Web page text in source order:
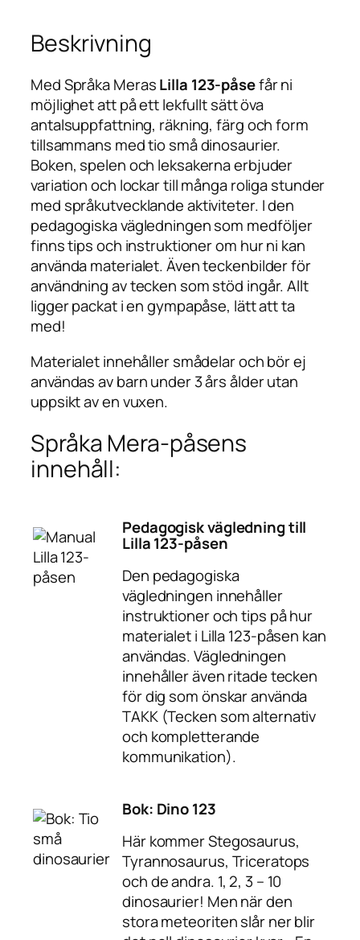
-
p
å
s
e
n
m
ä
n
g
d
Beskrivning
Med Språka MerasLilla 123-påsefår ni
möjlighet att på ett lekfullt sätt öva
antalsuppfattning, räkning, färg och form
tillsammans med tio små dinosaurier.
Boken, spelen och leksakerna erbjuder
variation och lockar till många roliga stunder
med språkutvecklande aktiviteter. I den
pedagogiska vägledningen som medföljer
finns tips och instruktioner om hur ni kan
använda materialet. Även teckenbilder för
användning av tecken som stöd ingår. Allt
ligger packat i en gympapåse, lätt att ta
med!
Materialet innehåller smådelar och bör ej
användas av barn under 3 års ålder utan
uppsikt av en vuxen.
Språka Mera-påsens
innehåll:
Pedagogisk vägledning till
Lilla 123-påsen
Den pedagogiska
vägledningen innehåller
instruktioner och tips på hur
materialet i Lilla 123-påsen kan
användas. Vägledningen
innehåller även ritade tecken
för dig som önskar använda
TAKK (Tecken som alternativ
och kompletterande
kommunikation).
Bok: Dino 123
Här kommer Stegosaurus,
Tyrannosaurus, Triceratops
och de andra. 1, 2, 3 – 10
dinosaurier! Men när den
stora meteoriten slår ner blir